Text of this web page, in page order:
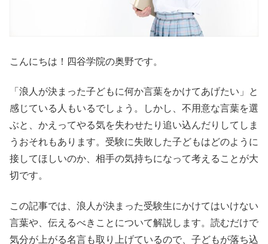
こんにちは！四谷学院の奥野です。
「浪人が決まった子どもに何か言葉をかけてあげたい」と
感じている人もいるでしょう。しかし、不用意な言葉を選
ぶと、かえってやる気を失わせたり追い込んだりしてしま
うおそれもあります。受験に失敗した子どもはどのように
接してほしいのか、相手の気持ちになって考えることが大
切です。
この記事では、浪人が決まった受験生にかけてはいけない
言葉や、伝えるべきことについて解説します。読むだけで
気分が上がる名言も取り上げているので、子どもが落ち込